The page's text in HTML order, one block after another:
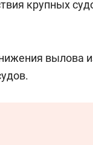
крупных
вылова